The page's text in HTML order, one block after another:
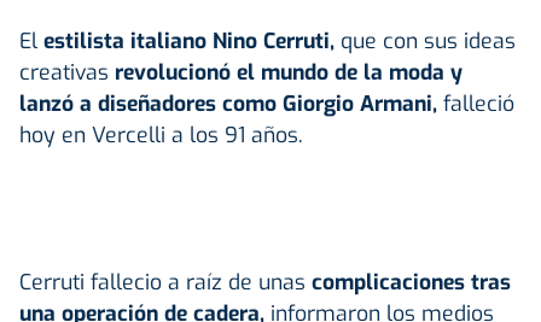
El estilista italiano Nino Cerruti, que con sus ideas
creativas revolucionó el mundo de la moda y
lanzó a diseñadores como Giorgio Armani, falleció
hoy en Vercelli a los 91 años.
Cerruti fallecio a raíz de unas complicaciones tras
una operación de cadera, informaron los medios